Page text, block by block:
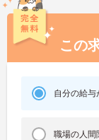
この
自分の給与
職場の人間